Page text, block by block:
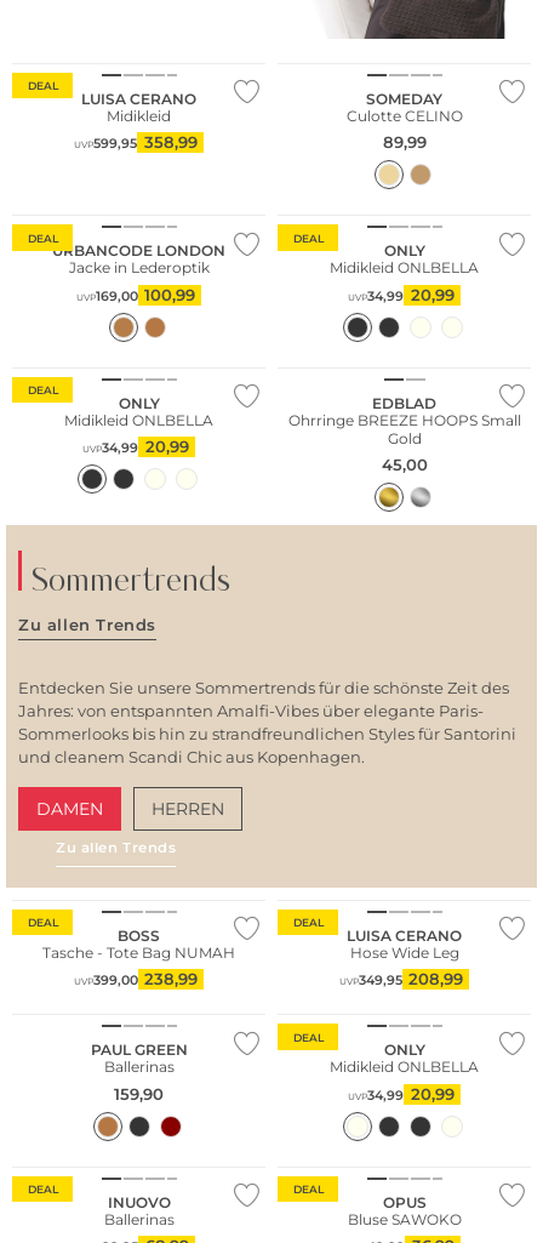
DEAL
LUISA CERANO
Midikleid
UVP599,95 358,99
SOMEDAY
Culotte CELINO
89,99
DEAL
URBANCODE LONDON
Jacke in Lederoptik
UVP169,00 100,99
DEAL
ONLY
Midikleid ONLBELLA
UVP34,99 20,99
DEAL
ONLY
Midikleid ONLBELLA
UVP34,99 20,99
EDBLAD
Ohrringe BREEZE HOOPS Small
Gold
45,00
Sommertrends
Zu allen Trends
Entdecken Sie unsere Sommertrends für die schönste Zeit des
Jahres: von entspannten Amalfi-Vibes über elegante Paris-
Sommerlooks bis hin zu strandfreundlichen Styles für Santorini
und cleanem Scandi Chic aus Kopenhagen.
DAMEN HERREN
Zu allen Trends
DEAL
BOSS
Tasche - Tote Bag NUMAH
UVP399,00 238,99
DEAL
LUISA CERANO
Hose Wide Leg
UVP349,95 208,99
PAUL GREEN
Ballerinas
159,90
DEAL
ONLY
Midikleid ONLBELLA
UVP34,99 20,99
DEAL
INUOVO
Ballerinas
DEAL
OPUS
Bluse SAWOKO